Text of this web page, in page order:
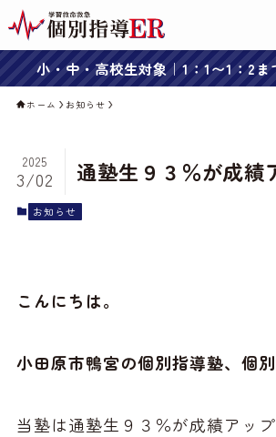
小・中・高校生対象｜1：1〜1：2
ホーム お知らせ
通塾生９３％が成績
2025
3/02
お知らせ
こんにちは。
小田原市鴨宮の個別指導塾、個別
当塾は通塾生９３％が成績アップ